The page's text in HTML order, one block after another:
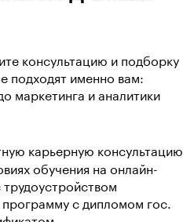
консультацию и подборку
подходят именно вам:
маркетинга и аналитики
карьерную консультацию
обучения на онлайн-
с дипломом гос.